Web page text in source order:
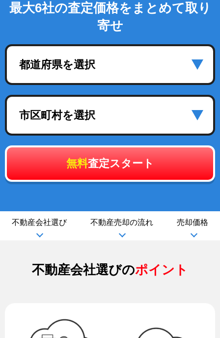
最大6社の査定価格をまとめて取り
寄せ
都道府県を選択
市区町村を選択
無料査定スタート
不動産会社選び 不動産売却の流れ 売却価格
不動産会社選びのポイント